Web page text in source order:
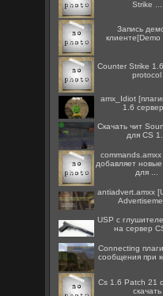
Strike ...
Запись
клиенте[Demo
Counter Strike
protocol
amx_Idiot
1.6
Скачать чит
для CS
добавляет
для ...
antiadvert.amxx
USP с
на сервер
Connecting
сообщения при
Cs 1.6 Patch 21
скачать